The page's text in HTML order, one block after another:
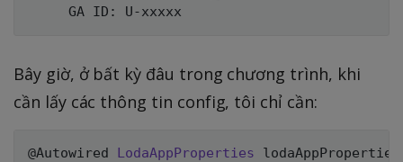
Bây giờ, ở bất kỳ đâu trong chương trình, khi
cần lấy các thông tin config, tôi chỉ cần:
@Autowired LodaAppProperties lodaAppProperties